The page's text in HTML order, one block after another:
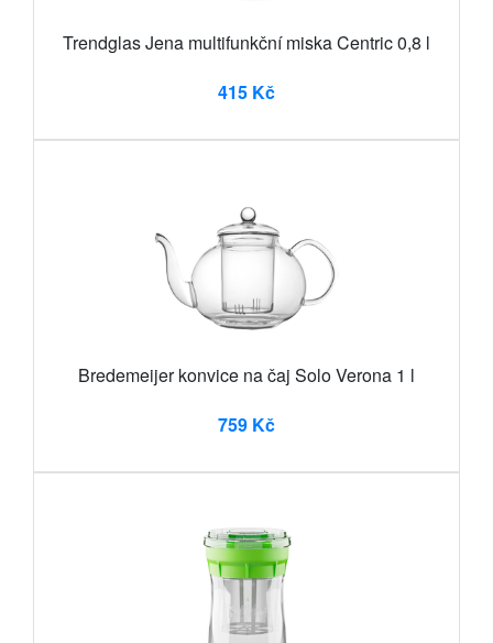
Trendglas Jena multifunkční miska Centric 0,8 l
415 Kč
Bredemeijer konvice na čaj Solo Verona 1 l
759 Kč